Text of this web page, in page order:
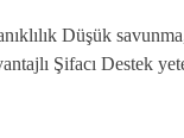
Düşük
Şifacı Destek